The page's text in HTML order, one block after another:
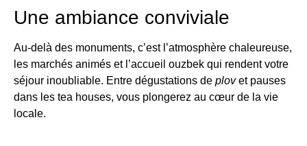
Une ambiance conviviale
Au-delà des monuments, c’est l’atmosphère chaleureuse,
les marchés animés et l’accueil ouzbek qui rendent votre
séjour inoubliable. Entre dégustations de plovet pauses
dans les tea houses, vous plongerez au cœur de la vie
locale.